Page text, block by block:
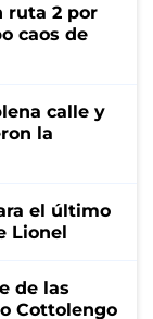
ruta 2 por
caos de
calle y
la
el último
Lionel
de las
Cottolengo